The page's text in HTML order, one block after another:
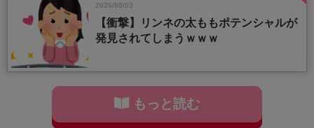
2026/08/03
【衝撃】リンネの太ももポテンシャルが
発見されてしまうｗｗｗ
もっと読む